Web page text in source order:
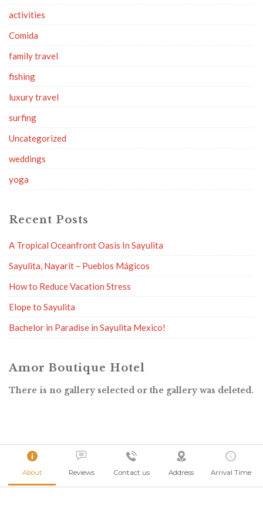
activities
Comida
family travel
fishing
luxury travel
surfing
Uncategorized
weddings
yoga
Recent Posts
A Tropical Oceanfront Oasis In Sayulita
Sayulita, Nayarit – Pueblos Mágicos
How to Reduce Vacation Stress
Elope to Sayulita
Bachelor in Paradise in Sayulita Mexico!
Amor Boutique Hotel
There is no gallery selected or the gallery was deleted.
About Reviews Contact us Address Arrival Time